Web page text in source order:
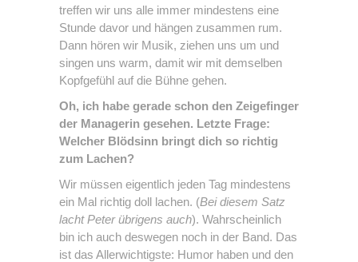
treffen wir uns alle immer mindestens eine
Stunde davor und hängen zusammen rum.
Dann hören wir Musik, ziehen uns um und
singen uns warm, damit wir mit demselben
Kopfgefühl auf die Bühne gehen.
Oh, ich habe gerade schon den Zeigefinger
der Managerin gesehen. Letzte Frage:
Welcher Blödsinn bringt dich so richtig
zum Lachen?
Wir müssen eigentlich jeden Tag mindestens
ein Mal richtig doll lachen. (Bei diesem Satz
lacht Peter übrigens auch). Wahrscheinlich
bin ich auch deswegen noch in der Band. Das
ist das Allerwichtigste: Humor haben und den